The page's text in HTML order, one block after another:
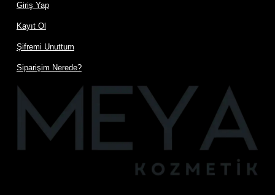
Giriş Yap
Kayıt Ol
Şifremi Unuttum
Siparişim Nerede?